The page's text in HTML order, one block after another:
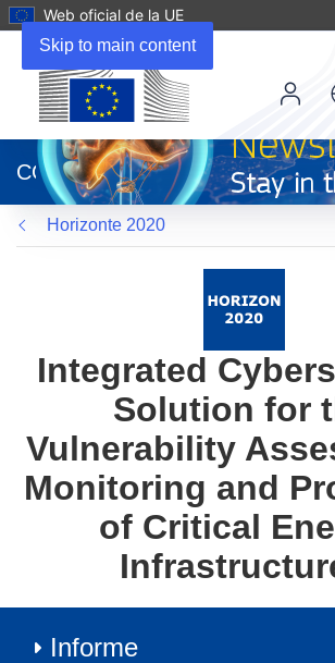
Skip to main content
Web oficial de la UE
abrirá
en
una
nueva
ventana)
CORDIS
Horizonte 2020
Integrated
Solution for
Vulnerability
Monitoring and
of Critical
Informe